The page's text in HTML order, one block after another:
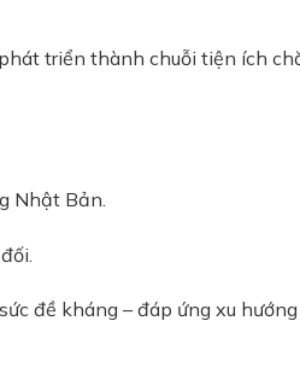
triển thành chuỗi tiện ích
Nhật Bản.
đề kháng – đáp ứng xu hướng